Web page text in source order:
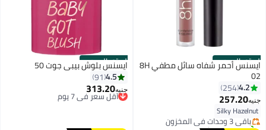
الستور الرسمي ايسنس أحمر شفاه سائل مطفي 8H
02
4.2
254
جنيه257.20
Silky Hazelnut
#32 في أحمر الشفاه
توصيل مجاني
باقي 3 وحدات في المخزون
تم بيع +60 مؤخرًا
الستور الرسمي
ايسنس بلوش بيبي جوت 50
4.5
91
جنيه313.20
أقل سعر في 7 يوم
توصيل مجاني